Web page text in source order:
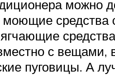
можно
моющие
с
пуговицы. А